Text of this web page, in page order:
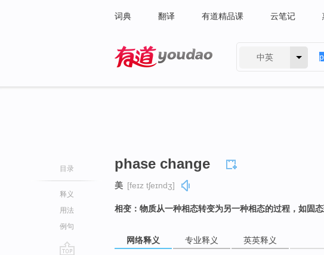
词典 翻译 有道精品课 云笔记
中英
目录
释义
用法
例句
phase change
美 [feɪz tʃeɪndʒ]
相变：物质从一种相态转变为另一种相态的过程，如固态
网络释义 专业释义 英英释义